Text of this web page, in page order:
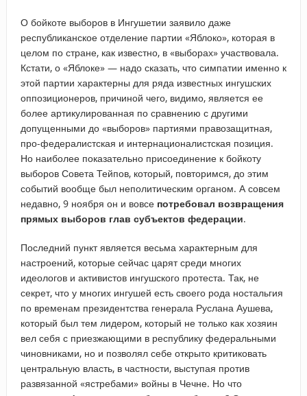
О бойкоте выборов в Ингушетии заявило даже
республиканское отделение партии «Яблоко», которая в
целом по стране, как известно, в «выборах» участвовала.
Кстати, о «Яблоке» — надо сказать, что симпатии именно к
этой партии характерны для ряда известных ингушских
оппозиционеров, причиной чего, видимо, является ее
более артикулированная по сравнению с другими
допущенными до «выборов» партиями правозащитная,
про-федералистская и интернационалистская позиция.
Но наиболее показательно присоединение к бойкоту
выборов Совета Тейпов, который, повторимся, до этим
событий вообще был неполитическим органом. А совсем
недавно, 9 ноября он и вовсе потребовал возвращения
прямых выборов глав субъектов федерации.
Последний пункт является весьма характерным для
настроений, которые сейчас царят среди многих
идеологов и активистов ингушского протеста. Так, не
секрет, что у многих ингушей есть своего рода ностальгия
по временам президентства генерала Руслана Аушева,
который был тем лидером, который не только как хозяин
вел себя с приезжающими в республику федеральными
чиновниками, но и позволял себе открыто критиковать
центральную власть, в частности, выступая против
развязанной «ястребами» войны в Чечне. Но что